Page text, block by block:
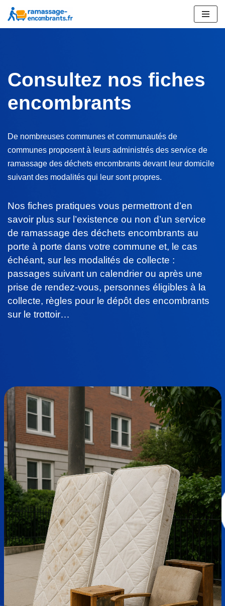
Aller
Consultez nos fiches
encombrants
De nombreuses communes et communautés de
communes proposent à leurs administrés des service de
ramassage des déchets encombrants devant leur domicile
suivant des modalités qui leur sont propres.
Nos fiches pratiques vous permettront d’en
savoir plus sur l’existence ou non d’un service
de ramassage des déchets encombrants au
porte à porte dans votre commune et, le cas
échéant, sur les modalités de collecte :
passages suivant un calendrier ou après une
prise de rendez-vous, personnes éligibles à la
collecte, règles pour le dépôt des encombrants
sur le trottoir…